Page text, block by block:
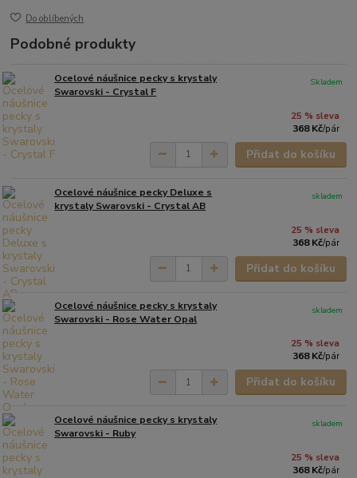
Do oblíbených
Podobné produkty
Ocelové náušnice pecky s krystaly
Swarovski - Crystal F
25 % sleva
368 Kč/pár
Skladem
Přidat do košíku
Ocelové náušnice pecky Deluxe s
krystaly Swarovski - Crystal AB
25 % sleva
368 Kč/pár
skladem
Přidat do košíku
Ocelové náušnice pecky s krystaly
Swarovski - Rose Water Opal
25 % sleva
368 Kč/pár
skladem
Přidat do košíku
Ocelové náušnice pecky s krystaly
Swarovski - Ruby
25 % sleva
368 Kč/pár
skladem